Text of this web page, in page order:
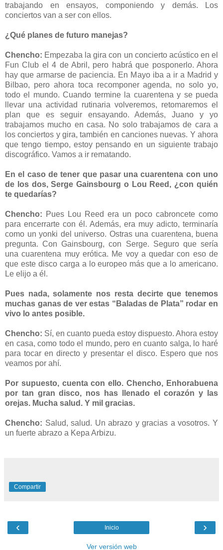
trabajando en ensayos, componiendo y demás. Los
conciertos van a ser con ellos.
¿Qué planes de futuro manejas?
Chencho: Empezaba la gira con un concierto acústico en el
Fun Club el 4 de Abril, pero habrá que posponerlo. Ahora
hay que armarse de paciencia. En Mayo iba a ir a Madrid y
Bilbao, pero ahora toca recomponer agenda, no solo yo,
todo el mundo. Cuando termine la cuarentena y se pueda
llevar una actividad rutinaria volveremos, retomaremos el
plan que es seguir ensayando. Además, Juano y yo
trabajamos mucho en casa. No solo trabajamos de cara a
los conciertos y gira, también en canciones nuevas. Y ahora
que tengo tiempo, estoy pensando en un siguiente trabajo
discográfico. Vamos a ir rematando.
En el caso de tener que pasar una cuarentena con uno
de los dos, Serge Gainsbourg o Lou Reed, ¿con quién
te quedarías?
Chencho: Pues Lou Reed era un poco cabroncete como
para encerrarte con él. Además, era muy adicto, terminaría
como un yonki del universo. Ostras una cuarentena, buena
pregunta. Con Gainsbourg, con Serge. Seguro que sería
una cuarentena muy erótica. Me voy a quedar con eso de
que este disco carga a lo europeo más que a lo americano.
Le elijo a él.
Pues nada, solamente nos resta decirte que tenemos
muchas ganas de ver estas “Baladas de Plata” rodar en
vivo lo antes posible.
Chencho: Sí, en cuanto pueda estoy dispuesto. Ahora estoy
en casa, como todo el mundo, pero en cuanto salga, lo haré
para tocar en directo y presentar el disco. Espero que nos
veamos por ahí.
Por supuesto, cuenta con ello. Chencho, Enhorabuena
por tan gran disco, nos has llenado el corazón y las
orejas. Mucha salud. Y mil gracias.
Chencho: Salud, salud. Un abrazo y gracias a vosotros. Y
un fuerte abrazo a Kepa Arbizu.
Compartir
‹ ›
Inicio
Ver versión web